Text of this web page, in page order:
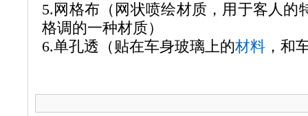
5. 网格布（网状喷绘材质，用于客人的
格调的一种材质）
6.单孔透（贴在车身玻璃上的材料 ，和